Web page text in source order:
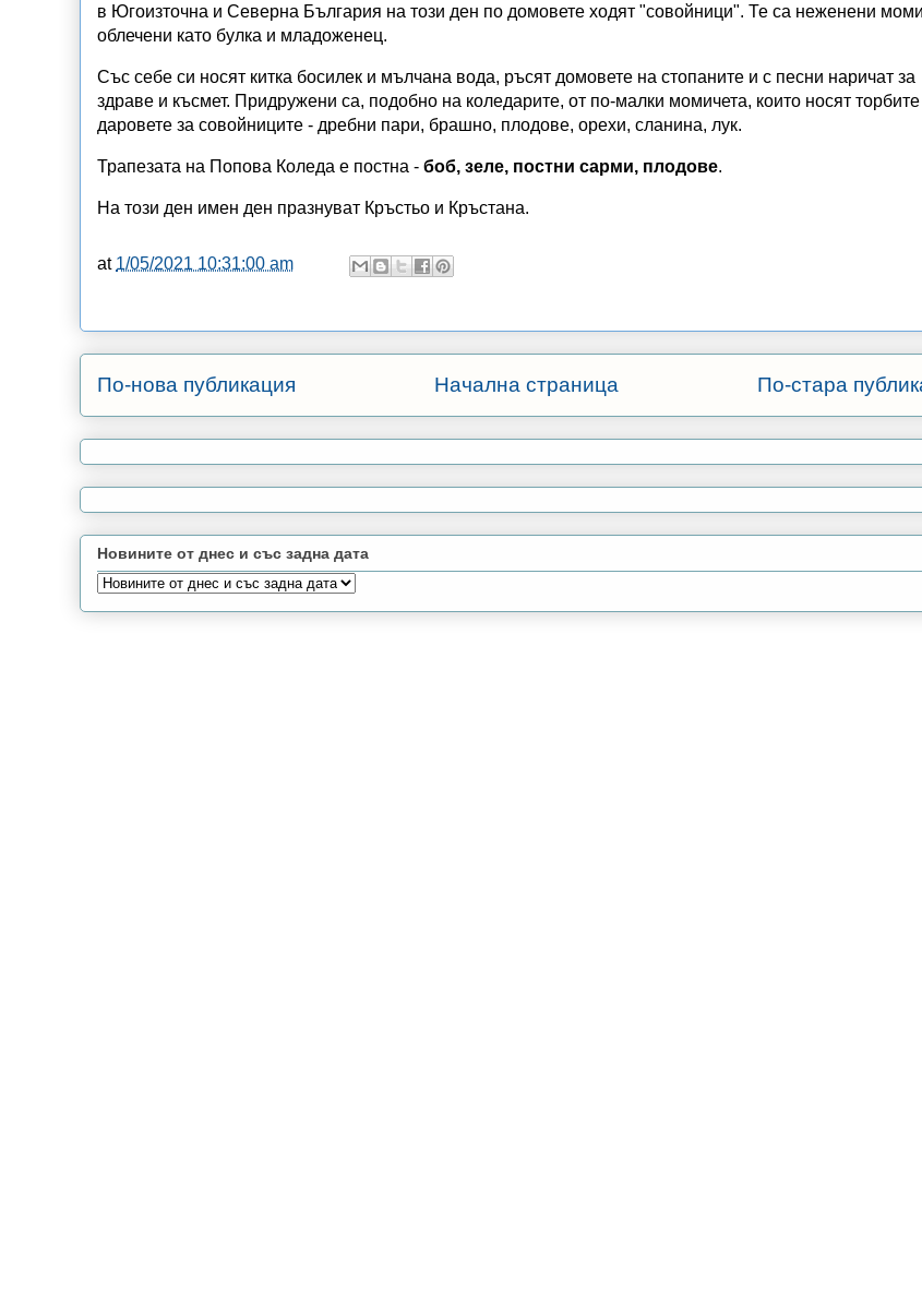
в Югоизточна и Северна България на този ден по домовете ходят "совойници". Те са неженени
облечени като булка и младоженец.
Със себе си носят китка босилек и мълчана вода, ръсят домовете на стопаните и с песни наричат за
здраве и късмет. Придружени са, подобно на коледарите, от по-малки момичета, които носят торбите
даровете за совойниците - дребни пари, брашно, плодове, орехи, сланина, лук.
Трапезата на Попова Коледа е постна - боб, зеле, постни сарми, плодове.
На този ден имен ден празнуват Кръстьо и Кръстана.
at 1/05/2021 10:31:00 am
По-нова публикация По-стара
Начална страница
Новините от днес и със задна дата